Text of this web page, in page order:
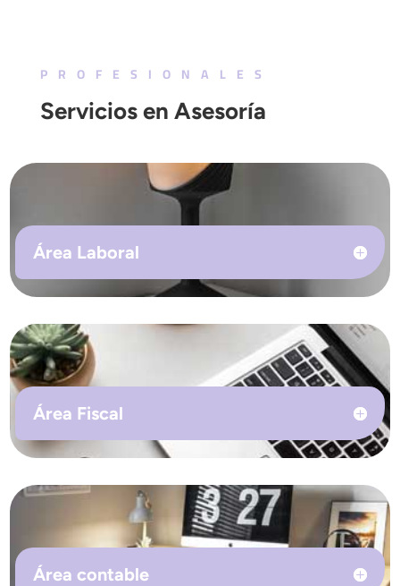
PROFESIONALES
Servicios en Asesoría
Área Laboral
Área Fiscal
Área contable